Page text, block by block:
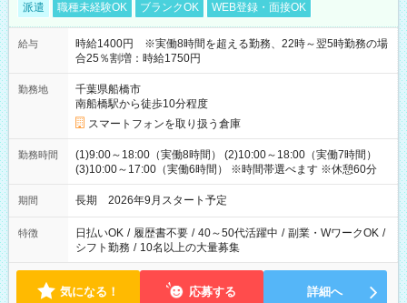
派遣 職種未経験OK ブランクOK WEB登録・面接OK
給与
時給1400円 ※実働8時間を超える勤務、22時～翌5時勤務の場
合25％割増：時給1750円
勤務地
千葉県船橋市
南船橋駅から徒歩10分程度
スマートフォンを取り扱う倉庫
勤務時間
(1)9:00～18:00（実働8時間） (2)10:00～18:00（実働7時間）
(3)10:00～17:00（実働6時間） ※時間帯選べます ※休憩60分
期間 長期 2026年9月スタート予定
特徴 日払いOK / 履歴書不要 / 40～50代活躍中 / 副業・WワークOK /
シフト勤務 / 10名以上の大量募集
気になる！ 応募する 詳細へ